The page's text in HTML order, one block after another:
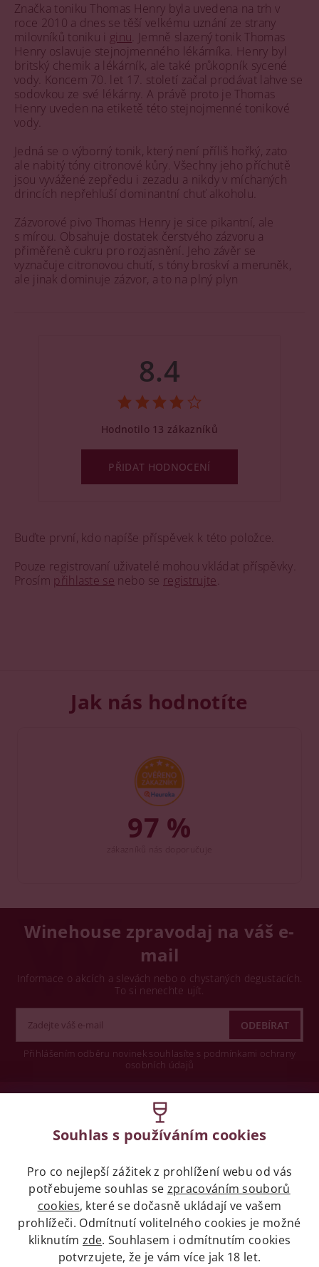
Značka toniku Thomas Henry byla uvedena na trh v
roce 2010 a dnes se těší velkému uznání ze strany
milovníků toniku i ginu . Jemně slazený tonik Thomas
Henry oslavuje stejnojmenného lékárníka. Henry byl
britský chemik a lékárník, ale také průkopník sycené
vody. Koncem 70. let 17. století začal prodávat lahve se
sodovkou ze své lékárny. A právě proto je Thomas
Henry uveden na etiketě této stejnojmenné tonikové
vody.
Jedná se o výborný tonik, který není příliš hořký, zato
ale nabitý tóny citronové kůry. Všechny jeho příchutě
jsou vyvážené zepředu i zezadu a nikdy v míchaných
drincích nepřehluší dominantní chuť alkoholu.
Zázvorové pivo Thomas Henry je sice pikantní, ale
s mírou. Obsahuje dostatek čerstvého zázvoru a
přiměřeně cukru pro rozjasnění. Jeho závěr se
vyznačuje citronovou chutí, s tóny broskví a meruněk,
ale jinak dominuje zázvor, a to na plný plyn
Buďte první, kdo napíše příspěvek k této položce.
Pouze registrovaní uživatelé mohou vkládat příspěvky.
Prosím přihlaste se nebo se registrujte
8.4
Hodnotilo 13 zákazníků
PŘIDAT HODNOCENÍ
Jak nás hodnotíte
97 %
Winehouse zpravodaj na váš e-
mail
Informace o akcích a slevách nebo o chystaných degustacích.
To si nenechte ujít.
Přihlášením odběru novinek souhlasíte s podmínkami ochrany
osobních údajů
Legislativa
Zákaz prodeje alkoholických nápojů osobám
mladších 18 let.
Naše služby
Souhlas s používáním cookies
Pro co nejlepší zážitek z prohlížení webu od vás
potřebujeme souhlas se zpracováním souborů
cookies, které se dočasně ukládají ve vašem
prohlížeči. Odmítnutí volitelného cookies je možné
kliknutím zde. Souhlasem i odmítnutím cookies
potvrzujete, že je vám více jak 18 let.